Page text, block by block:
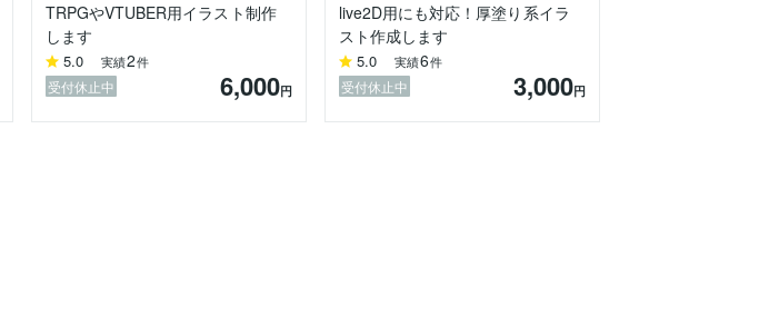
TRPGやVTUBER用イラスト制作
します
5.0 実績2件
受付休止中 6,000円
live2D用にも対応！厚塗り系イラ
スト作成します
5.0 実績6件
受付休止中 3,000円